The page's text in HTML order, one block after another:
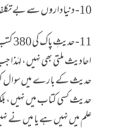
10- دنیاداروں سے بےتکلفانہ روابط قائم نہ کریں۔
11-
احادیث ملتی بھی نہیں، لہٰذا
حدیث کے بارے میں سوال
حدیث کسی کتاب میں نہیں،
علم میں نہیں ہے یا میں نے